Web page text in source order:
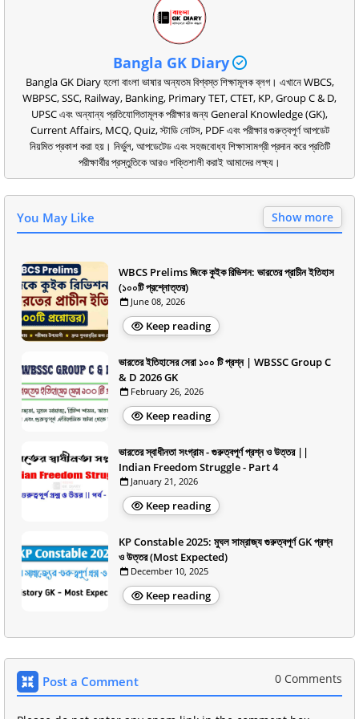
Bangla GK Diary
Bangla GK Diary হলো বাংলা ভাষার অন্যতম বিশ্বস্ত শিক্ষামূলক ব্লগ। এখানে WBCS,
WBPSC, SSC, Railway, Banking, Primary TET, CTET, KP, Group C & D,
UPSC এবং অন্যান্য প্রতিযোগিতামূলক পরীক্ষার জন্য General Knowledge (GK),
Current Affairs, MCQ, Quiz, স্টাডি নোটস, PDF এবং পরীক্ষার গুরুত্বপূর্ণ আপডেট
নিয়মিত প্রকাশ করা হয়। নির্ভুল, আপডেটেড এবং সহজবোধ্য শিক্ষাসামগ্রী প্রদান করে প্রতিটি
পরীক্ষার্থীর প্রস্তুতিকে আরও শক্তিশালী করাই আমাদের লক্ষ্য।
You May Like Show more
WBCS Prelims জিকে কুইক রিভিশন: ভারতের প্রাচীন ইতিহাস
(১০০টি প্রশ্নোত্তর)
June 08, 2026
Keep reading
ভারতের ইতিহাসের সেরা ১০০ টি প্রশ্ন | WBSSC Group C
& D 2026 GK
February 26, 2026
Keep reading
ভারতের স্বাধীনতা সংগ্রাম - গুরুত্বপূর্ণ প্রশ্ন ও উত্তর ||
Indian Freedom Struggle - Part 4
January 21, 2026
Keep reading
KP Constable 2025: মুঘল সাম্রাজ্য গুরুত্বপূর্ণ GK প্রশ্ন
ও উত্তর (Most Expected)
December 10, 2025
Keep reading
Post a Comment 0 Comments